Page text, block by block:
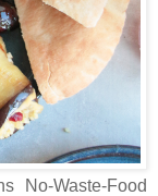
No-Waste-Food